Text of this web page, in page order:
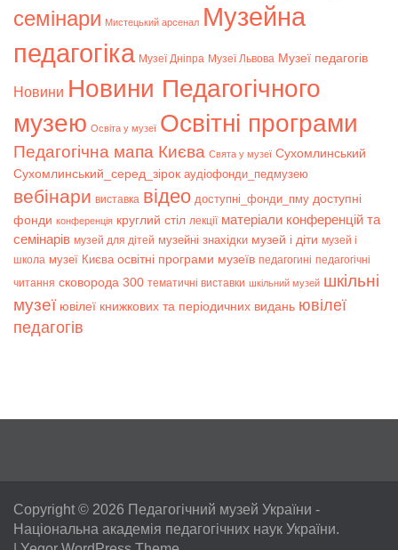
семінари Мистецький арсенал Музейна
педагогіка Музеї Дніпра Музеї Львова Музеї педагогів
Новини Новини Педагогічного
музею Освіта у музеї Освітні програми
Педагогічна мапа Києва Свята у музеї Сухомлинський
Сухомлинський_серед_зірок аудіофонди_педмузею
вебінари виставка відео доступні_фонди_пму доступні
фонди конференція круглий стіл лекції матеріали конференцій та
семінарів музей для дітей музейні знахідки музей і діти музей і
школа музеї Києва освітні програми музеїв педагогині педагогічні
читання сковорода 300 тематичні виставки шкільний музей шкільні
музеї ювілеї книжкових та періодичних видань ювілеї
педагогів
Copyright © 2026 Педагогічний музей України -
Національна академія педагогічних наук України.